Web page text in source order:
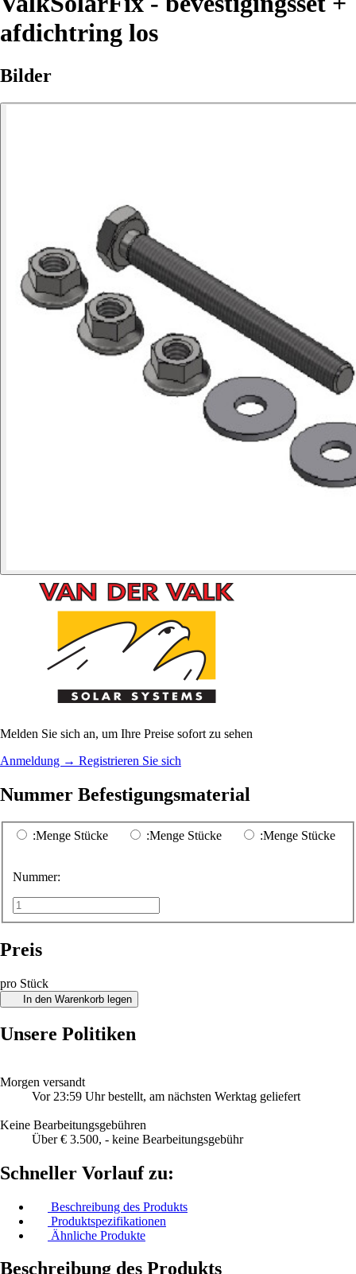
afdichtring los
Bilder
Melden Sie sich an, um Ihre Preise sofort zu sehen
Anmeldung → Registrieren Sie sich
Nummer Befestigungsmaterial
:Menge Stücke :Menge Stücke :Menge Stücke
Nummer:
Preis
pro Stück
In den Warenkorb legen
Unsere Politiken
Morgen versandt
Vor 23:59 Uhr bestellt, am nächsten Werktag geliefert
Keine Bearbeitungsgebühren
Über € 3.500, - keine Bearbeitungsgebühr
Schneller Vorlauf zu:
Beschreibung des Produkts
Produktspezifikationen
Ähnliche Produkte
Beschreibung des Produkts